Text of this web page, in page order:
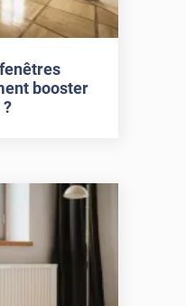
booster